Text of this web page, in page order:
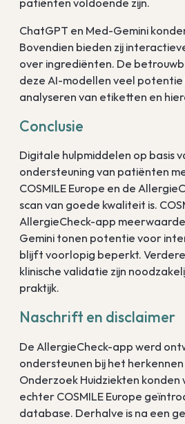
ChatGPT en Med-Gemini
Bovendien bieden zij
over ingrediënten. De
deze AI-modellen veel
analyseren van etiketten en
Conclusie
Digitale hulpmiddelen op basis
ondersteuning van patiënten
COSMILE Europe en de
scan van goede kwaliteit is.
AllergieCheck-app
Gemini tonen potentie voor
blijft voorlopig beperkt.
klinische validatie zijn
praktijk.
Naschrift en disclaimer
De AllergieCheck-app werd
ondersteunen bij het
Onderzoek Huidziekten
echter COSMILE Europe
database. Derhalve is na een